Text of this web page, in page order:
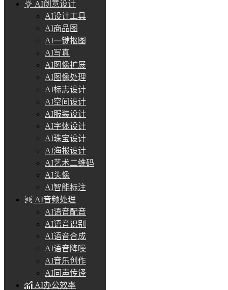
AI创意设计
AI设计工具
AI商品图
AI一键抠图
AI写真
AI图像扩展
AI图像处理
AI标志设计
AI空间设计
AI服装设计
AI字体设计
AI珠宝设计
AI海报设计
AI艺术二维码
AI头像
AI智能标注
AI音频处理
AI语音配音
AI语音识别
AI语音合成
AI语音降噪
AI音乐创作
AI同声传译
AI办公效率